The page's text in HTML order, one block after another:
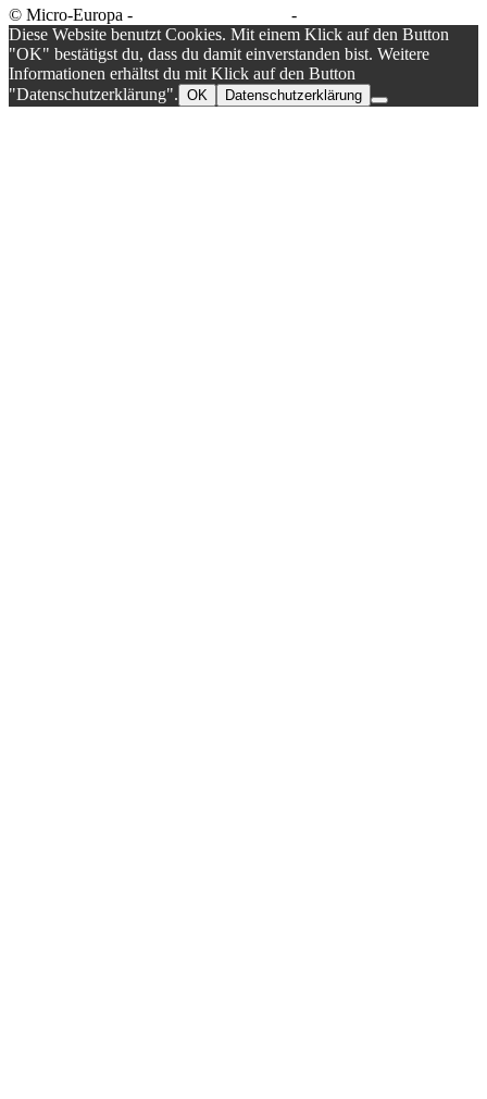
© Micro-Europa -
-
Diese Website benutzt Cookies. Mit einem Klick auf den Button
"OK" bestätigst du, dass du damit einverstanden bist. Weitere
Informationen erhältst du mit Klick auf den Button
"Datenschutzerklärung". OK Datenschutzerklärung